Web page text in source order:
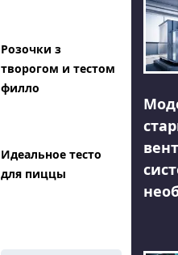
Розочки з
творогом и тестом
филло
Идеальное тесто
для пиццы